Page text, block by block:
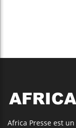
Africa Presse est